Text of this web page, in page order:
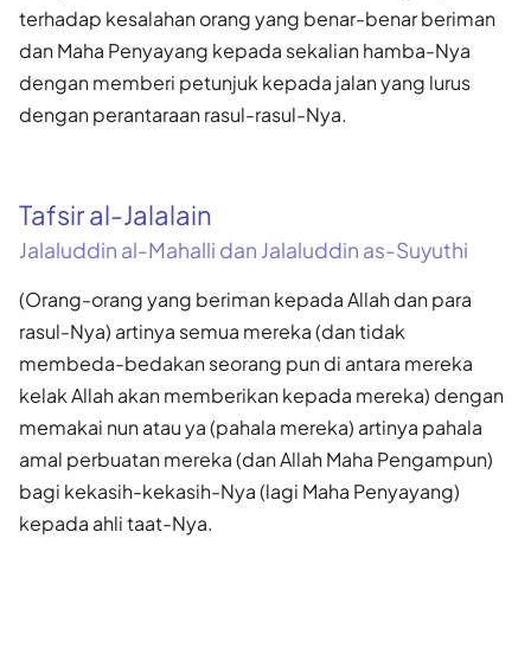
terhadap kesalahan orang yang benar-benar beriman
dan Maha Penyayang kepada sekalian hamba-Nya
dengan memberi petunjuk kepada jalan yang lurus
dengan perantaraan rasul-rasul-Nya.
Tafsir al-Jalalain
Jalaluddin al-Mahalli dan Jalaluddin as-Suyuthi
(Orang-orang yang beriman kepada Allah dan para
rasul-Nya) artinya semua mereka (dan tidak
membeda-bedakan seorang pun di antara mereka
kelak Allah akan memberikan kepada mereka) dengan
memakai nun atau ya (pahala mereka) artinya pahala
amal perbuatan mereka (dan Allah Maha Pengampun)
bagi kekasih-kekasih-Nya (lagi Maha Penyayang)
kepada ahli taat-Nya.